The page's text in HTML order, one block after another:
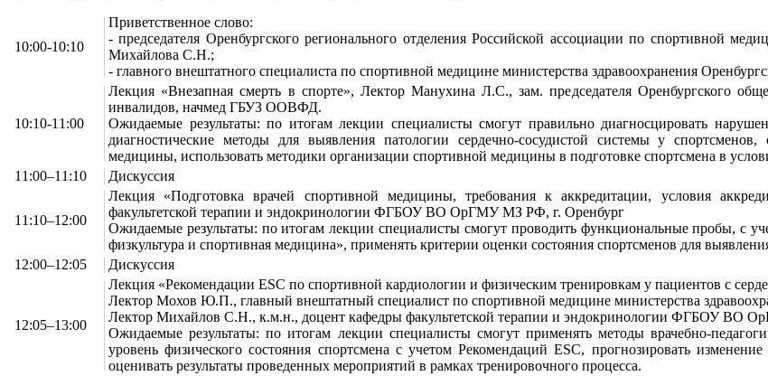
10:00-10:10
Приветственное слово:
- председателя Оренбургского регионального отделения Российской ассоциации по спортивной
Михайлова С.Н.;
- главного внештатного специалиста по спортивной медицине министерства здравоохранения
10:10-11:00
Лекция «Внезапная смерть в спорте», Лектор Манухина Л.С., зам. председателя Оренбургского
инвалидов, начмед ГБУЗ ООВФД.
Ожидаемые результаты: по итогам лекции специалисты смогут правильно диагносцировать
диагностические методы для выявления патологии сердечно-сосудистой системы у
медицины, использовать методики организации спортивной медицины в подготовке спортсмена в
11:00–11:10
Дискуссия
11:10–12:00
Лекция «Подготовка врачей спортивной медицины, требования к аккредитации, условия
факультетской терапии и эндокринологии ФГБОУ ВО ОрГМУ МЗ РФ, г. Оренбург
Ожидаемые результаты: по итогам лекции специалисты смогут проводить функциональные пробы, с
физкультура и спортивная медицина», применять критерии оценки состояния спортсменов для
12:00–12:05
Дискуссия
12:05–13:00
Лекция «Рекомендации ESC по спортивной кардиологии и физическим тренировкам у пациентов с
Лектор Мохов Ю.П., главный внештатный специалист по спортивной медицине министерства
Лектор Михайлов С.Н., к.м.н., доцент кафедры факультетской терапии и эндокринологии ФГБОУ ВО
Ожидаемые результаты: по итогам лекции специалисты смогут применять методы врачебно-
уровень физического состояния спортсмена с учетом Рекомендаций ESC, прогнозировать
оценивать результаты проведенных мероприятий в рамках тренировочного процесса.